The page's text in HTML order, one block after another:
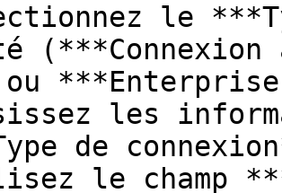
le
ou
les
de
le champ